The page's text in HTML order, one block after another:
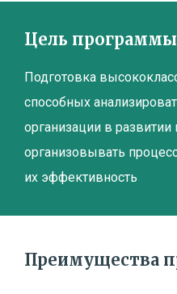
Цель программы
Подготовка
способных
организации в развитии
организовывать
их эффективность
Преимущества